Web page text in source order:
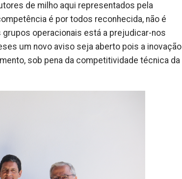
de milho aqui representados pela
é por todos reconhecida, não é
operacionais está a prejudicar-nos
um novo aviso seja aberto pois a inovação
sob pena da competitividade técnica da